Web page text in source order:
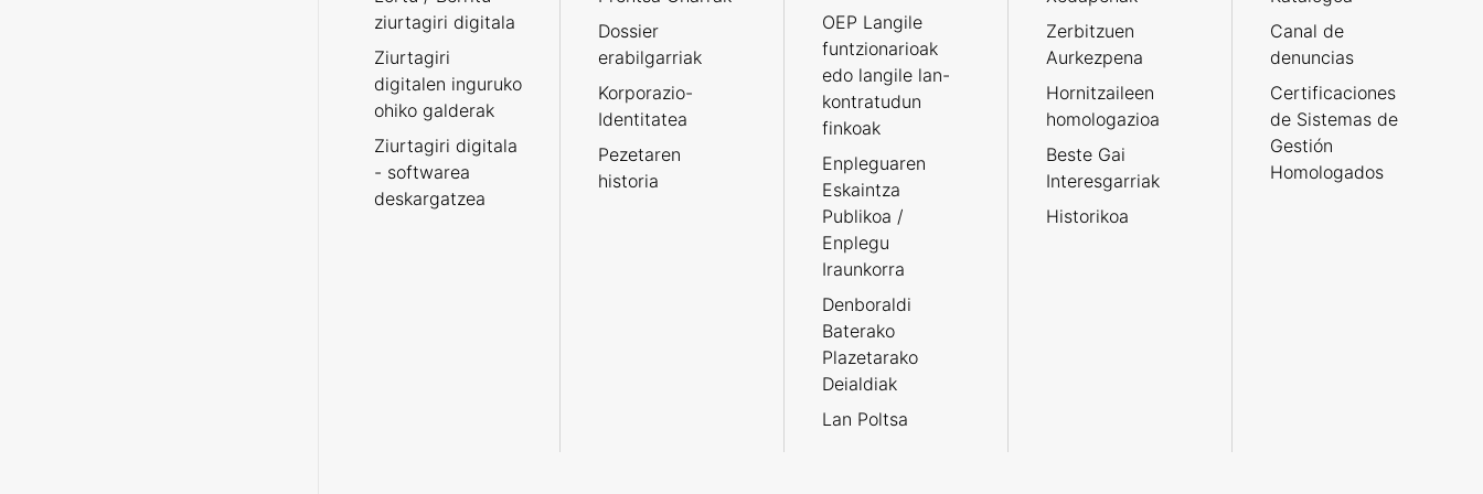
ziurtagiri digitala
Ziurtagiri
digitalen inguruko
ohiko galderak
Ziurtagiri digitala
- softwarea
deskargatzea
Dossier
erabilgarriak
Korporazio-
Identitatea
Pezetaren
historia
OEP Langile
funtzionarioak
edo langile lan-
kontratudun
finkoak
Enpleguaren
Eskaintza
Publikoa /
Enplegu
Iraunkorra
Denboraldi
Baterako
Plazetarako
Deialdiak
Lan Poltsa
Zerbitzuen
Aurkezpena
Hornitzaileen
homologazioa
Beste Gai
Interesgarriak
Historikoa
Canal de
denuncias
Certificaciones
de Sistemas de
Gestión
Homologados